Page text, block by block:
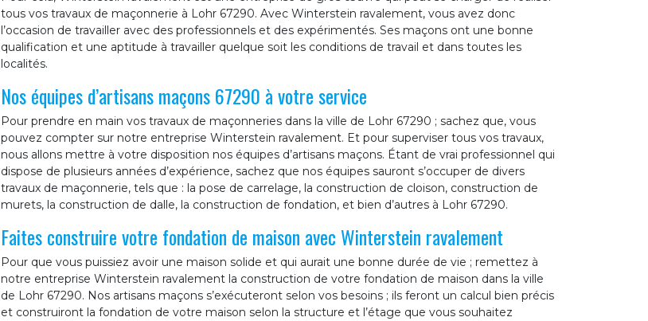
tous vos travaux de maçonnerie à Lohr 67290. Avec Winterstein ravalement, vous avez donc
l’occasion de travailler avec des professionnels et des expérimentés. Ses maçons ont une bonne
qualification et une aptitude à travailler quelque soit les conditions de travail et dans toutes les
localités.
Nos équipes d’artisans maçons 67290 à votre service
Pour prendre en main vos travaux de maçonneries dans la ville de Lohr 67290 ; sachez que, vous
pouvez compter sur notre entreprise Winterstein ravalement. Et pour superviser tous vos travaux,
nous allons mettre à votre disposition nos équipes d’artisans maçons. Étant de vrai professionnel qui
dispose de plusieurs années d’expérience, sachez que nos équipes sauront s’occuper de divers
travaux de maçonnerie, tels que : la pose de carrelage, la construction de cloison, construction de
murets, la construction de dalle, la construction de fondation, et bien d’autres à Lohr 67290.
Faites construire votre fondation de maison avec Winterstein ravalement
Pour que vous puissiez avoir une maison solide et qui aurait une bonne durée de vie ; remettez à
notre entreprise Winterstein ravalement la construction de votre fondation de maison dans la ville
de Lohr 67290. Nos artisans maçons s’exécuteront selon vos besoins ; ils feront un calcul bien précis
et construiront la fondation de votre maison selon la structure et l’étage que vous souhaitez